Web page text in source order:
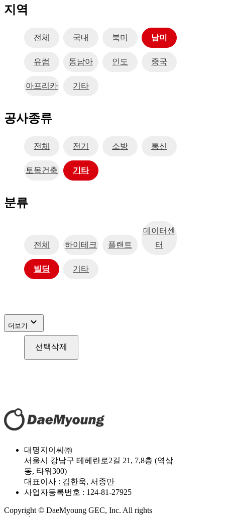
지역
전체 국내 북미 남미
유럽 동남아 인도 중국
아프리카 기타
공사종류
전체 전기 소방 통신
토목건축 기타
분류
전체 하이테크 플랜트
데이터센
터
빌딩 기타
더보기 expand_more
선택삭제
대명지이씨㈜
서울시 강남구 테헤란로2길 21, 7,8층 (역삼
동, 타워300)
대표이사 : 김한욱, 서종만
사업자등록번호 : 124-81-27925
Copyright © DaeMyoung GEC, Inc. All rights